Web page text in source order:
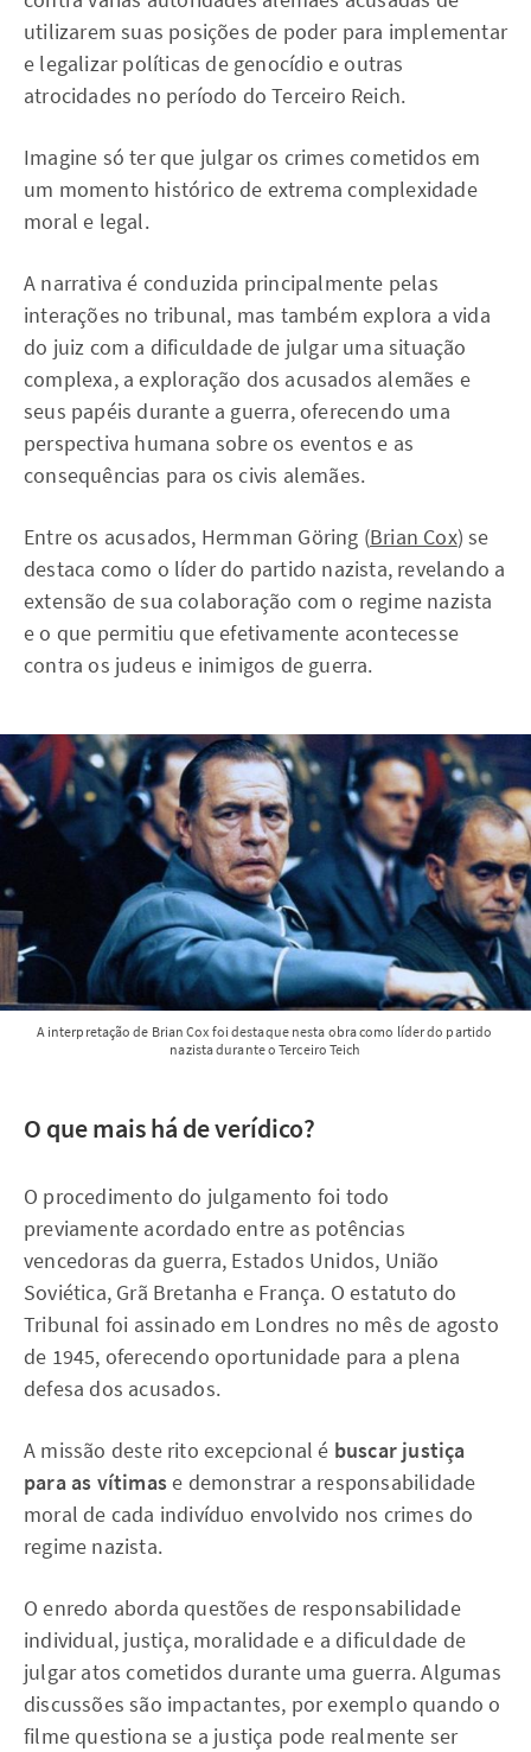
utilizarem suas posições de poder para implementar
e legalizar políticas de genocídio e outras
atrocidades no período do Terceiro Reich.
Imagine só ter que julgar os crimes cometidos em
um momento histórico de extrema complexidade
moral e legal.
A narrativa é conduzida principalmente pelas
interações no tribunal, mas também explora a vida
do juiz com a dificuldade de julgar uma situação
complexa, a exploração dos acusados alemães e
seus papéis durante a guerra, oferecendo uma
perspectiva humana sobre os eventos e as
consequências para os civis alemães.
Entre os acusados, Hermman Göring (Brian Cox) se
destaca como o líder do partido nazista, revelando a
extensão de sua colaboração com o regime nazista
e o que permitiu que efetivamente acontecesse
contra os judeus e inimigos de guerra.
A interpretação de Brian Cox foi destaque nesta obra como líder do partido
nazista durante o Terceiro Teich
O que mais há de verídico?
O procedimento do julgamento foi todo
previamente acordado entre as potências
vencedoras da guerra, Estados Unidos, União
Soviética, Grã Bretanha e França. O estatuto do
Tribunal foi assinado em Londres no mês de agosto
de 1945, oferecendo oportunidade para a plena
defesa dos acusados.
A missão deste rito excepcional é buscar justiça
para as vítimase demonstrar a responsabilidade
moral de cada indivíduo envolvido nos crimes do
regime nazista.
O enredo aborda questões de responsabilidade
individual, justiça, moralidade e a dificuldade de
julgar atos cometidos durante uma guerra. Algumas
discussões são impactantes, por exemplo quando o
filme questiona se a justiça pode realmente ser